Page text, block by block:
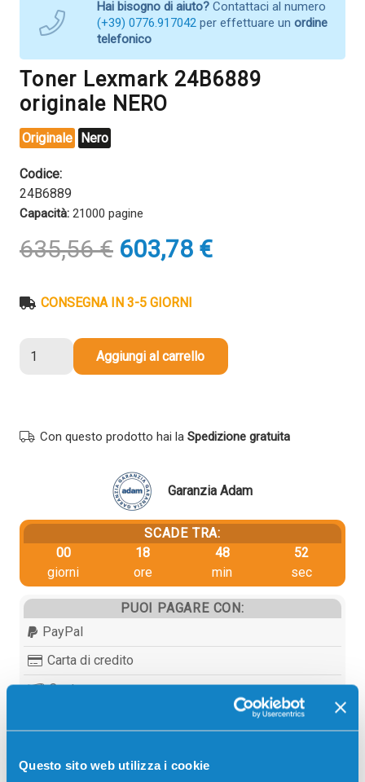
Questo sito web utilizza i cookie
Hai bisogno di aiuto? Contattaci al numero
(+39) 0776.917042 per effettuare un ordine
telefonico
Toner Lexmark 24B6889
originale NERO
Originale Nero
Codice:
24B6889
Capacità: 21000 pagine
635,56€ Il
prezzo
era:
603,78 €Il
prezzo
CONSEGNA IN 3-5 GIORNI
quantità
Aggiungi al carrello
Con questo prodotto hai la Spedizione gratuita
Garanzia Adam
SCADE TRA:
00
giorni
18
ore
48
min
52
sec
PUOI PAGARE CON:
PayPal
Carta di credito
Contrassegno